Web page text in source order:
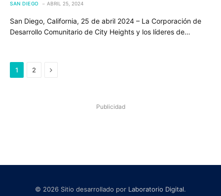
SAN DIEGO ABRIL 25, 2024
San Diego, California, 25 de abril 2024 – La Corporación de
Desarrollo Comunitario de City Heights y los líderes de…
1 2 Next
Publicidad
© 2026 Sitio desarrollado por Laboratorio Digital.